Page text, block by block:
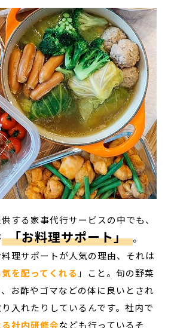
する家事代行サービスの中でも、
「お料理サポート」 。
理サポートが人気の理由、それは
を配ってくれる 」こと。旬の野菜
お酢やゴマなどの体に良いとされ
入れたりしているんです。社内で
社内研修会なども行っているそ